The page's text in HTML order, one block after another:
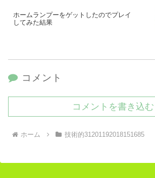
ホームランプーをゲットしたのでプレイ
してみた結果
コメント
コメントを書き込む
ホーム 技術的31201192018151685